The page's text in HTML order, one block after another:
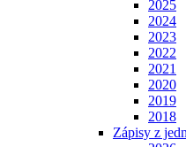
2025
2024
2023
2022
2021
2020
2019
2018
Zápisy z